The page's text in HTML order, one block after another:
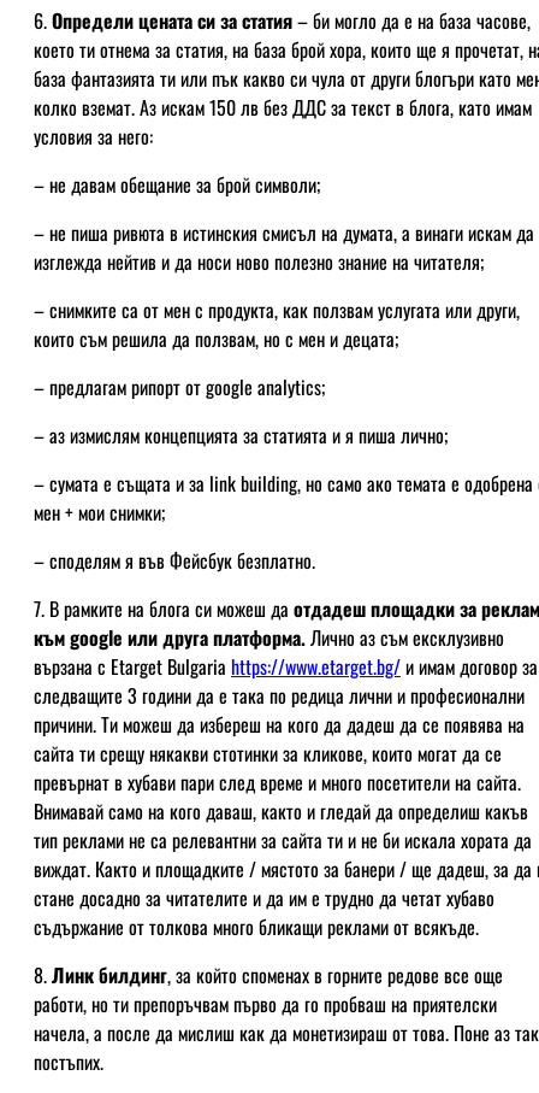
6.Определи цената си за статия– би могло да е на база часове,
което ти отнема за статия, на база брой хора, които ще я прочетат,
база фантазията ти или пък какво си чула от други блогъри като
колко вземат. Аз искам 150 лв без ДДС за текст в блога, като имам
условия за него:
– не давам обещание за брой символи;
– не пиша ривюта в истинския смисъл на думата, а винаги искам да
изглежда нейтив и да носи ново полезно знание на читателя;
– снимките са от мен с продукта, как ползвам услугата или други,
които съм решила да ползвам, но с мен и децата;
– предлагам рипорт от google analytics;
– аз измислям концепцията за статията и я пиша лично;
– сумата е същата и за link building, но само ако темата е одобрена
мен + мои снимки;
– споделям я във Фейсбук безплатно.
7. В рамките на блога си можеш да отдадеш площадки за
към google или друга платформа.Лично аз съм ексклузивно
вързана с Etarget Bulgaria https://www.etarget.bg/и имам договор за
следващите 3 години да е така по редица лични и професионални
причини. Ти можеш да избереш на кого да дадеш да се появява на
сайта ти срещу някакви стотинки за кликове, които могат да се
превърнат в хубави пари след време и много посетители на сайта.
Внимавай само на кого даваш, както и гледай да определиш какъв
тип реклами не са релевантни за сайта ти и не би искала хората да
виждат. Както и площадките / мястото за банери / ще дадеш, за да
стане досадно за читателите и да им е трудно да четат хубаво
съдържание от толкова много бликащи реклами от всякъде.
8.Линк билдинг, за който споменах в горните редове все още
работи, но ти препоръчвам първо да го пробваш на приятелски
начела, а после да мислиш как да монетизираш от това. Поне аз
постъпих.